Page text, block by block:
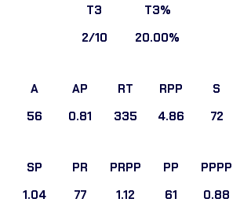
T3
2/10
T3%
20.00%
A
56
AP
0.81
RT
335
RPP
4.86
S
72
SP
1.04
PR
77
PRPP
1.12
PP
61
PPPP
0.88